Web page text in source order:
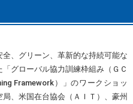
、グリーン、革新的な持続可能な
グローバル協力訓練枠組み（ＧＣ
Framework）」のワークショッ
、米国在台協会（ＡＩＴ）、豪州